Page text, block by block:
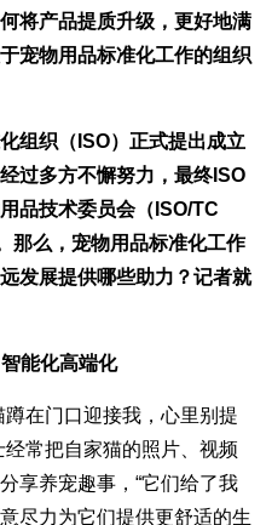
将产品提质升级，更好地满
宠物用品标准化工作的组织
织（ISO）正式提出成立
过多方不懈努力，最终ISO
品技术委员会（ISO/TC
那么，宠物用品标准化工作
发展提供哪些助力？记者就
能化高端化
在门口迎接我，心里别提
常把自家猫的照片、视频
享养宠趣事，“它们给了我
尽力为它们提供更舒适的生